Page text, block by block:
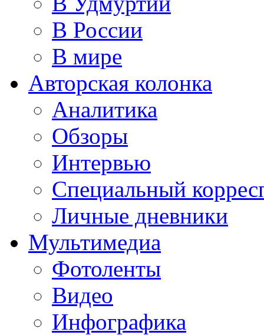
В России
В мире
Авторская колонка
Аналитика
Обзоры
Интервью
Специальный
Личные дневники
Мультимедиа
Фотоленты
Видео
Инфографика